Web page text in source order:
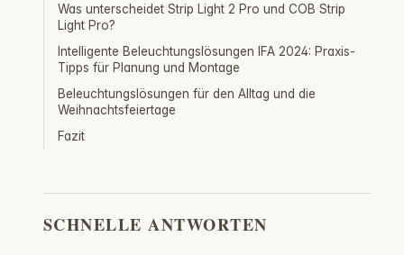
Was unterscheidet Strip Light 2 Pro und COB Strip
Light Pro?
Intelligente Beleuchtungslösungen IFA 2024: Praxis-
Tipps für Planung und Montage
Beleuchtungslösungen für den Alltag und die
Weihnachtsfeiertage
Fazit
SCHNELLE ANTWORTEN